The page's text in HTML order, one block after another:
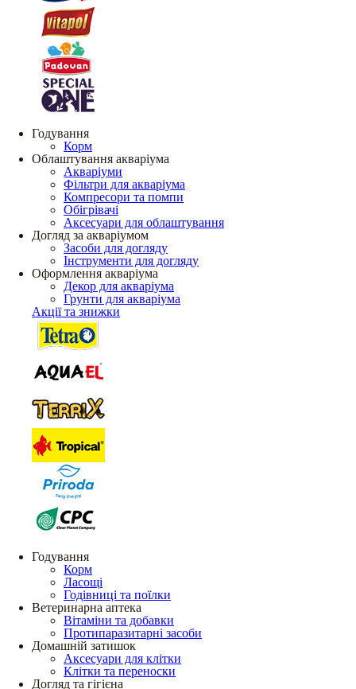
Годування
Корм
Облаштування акваріума
Акваріуми
Фільтри для акваріума
Компресори та помпи
Обігрівачі
Аксесуари для облаштування
Догляд за акваріумом
Засоби для догляду
Інструменти для догляду
Оформлення акваріума
Декор для акваріума
Грунти для акваріума
Акції та знижки
Годування
Корм
Ласощі
Годівниці та поїлки
Ветеринарна аптека
Вітаміни та добавки
Протипаразитарні засоби
Домашній затишок
Аксесуари для клітки
Клітки та переноски
Догляд та гігієна